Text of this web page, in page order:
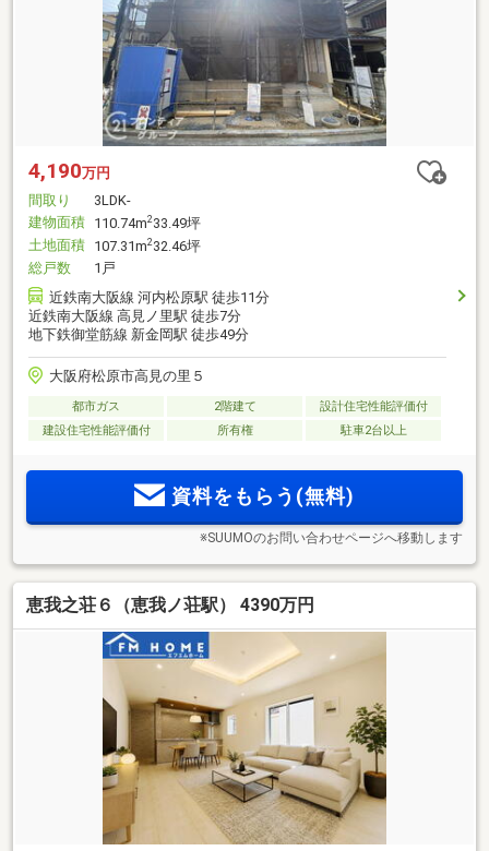
4,190万円
間取り
3LDK-
建物面積 110.74m2 33.49坪
土地面積 107.31m2 32.46坪
総戸数
1戸
近鉄南大阪線 河内松原駅 徒歩11分
近鉄南大阪線 高見ノ里駅 徒歩7分
地下鉄御堂筋線 新金岡駅 徒歩49分
大阪府松原市高見の里５
都市ガス 2階建て
設計住宅性能評価付
建設住宅性能評価付
所有権 駐車2台以上
資料をもらう(無料)
※SUUMOのお問い合わせページへ移動します
恵我之荘６（恵我ノ荘駅） 4390万円